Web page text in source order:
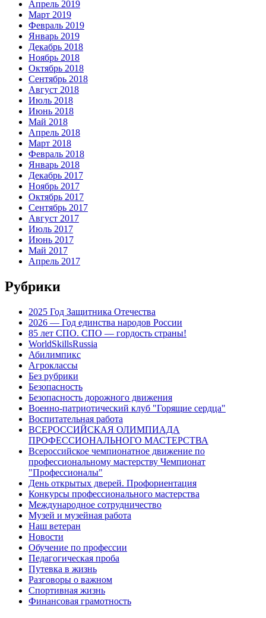
Апрель 2019
Март 2019
Февраль 2019
Январь 2019
Декабрь 2018
Ноябрь 2018
Октябрь 2018
Сентябрь 2018
Август 2018
Июль 2018
Июнь 2018
Май 2018
Апрель 2018
Март 2018
Февраль 2018
Январь 2018
Декабрь 2017
Ноябрь 2017
Октябрь 2017
Сентябрь 2017
Август 2017
Июль 2017
Июнь 2017
Май 2017
Апрель 2017
Рубрики
2025 Год Защитника Отечества
2026 — Год единства народов России
85 лет СПО. СПО — гордость страны!
WorldSkillsRussia
Абилимпикс
Агроклассы
Без рубрики
Безопасность
Безопасность дорожного движения
Военно-патриотический клуб "Горящие сердца"
Воспитательная работа
ВСЕРОССИЙСКАЯ ОЛИМПИАДА
ПРОФЕССИОНАЛЬНОГО МАСТЕРСТВА
Всероссийское чемпионатное движение по
профессиональному мастерству Чемпионат
"Профессионалы"
День открытых дверей. Профориентация
Конкурсы профессионального мастерства
Международное сотрудничество
Музей и музейная работа
Наш ветеран
Новости
Обучение по профессии
Педагогическая проба
Путевка в жизнь
Разговоры о важном
Спортивная жизнь
Финансовая грамотность